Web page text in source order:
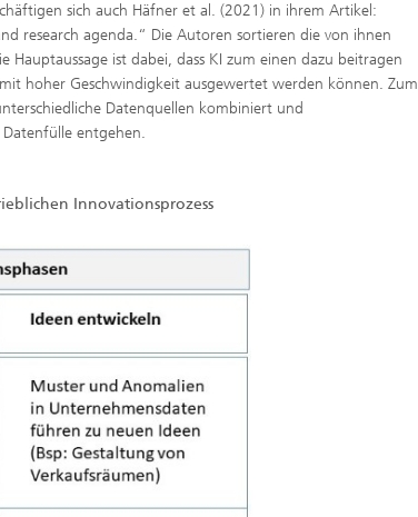
sich auch Häfner et al. (2021) in ihrem Artikel:
research agenda.“ Die Autoren sortieren die von ihnen
ist dabei, dass KI zum einen dazu beitragen
hoher Geschwindigkeit ausgewertet werden können. Zum
Datenquellen kombiniert und
entgehen.
Innovationsprozess